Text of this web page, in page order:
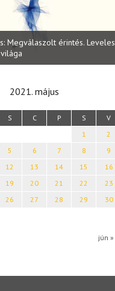
Megválaszolt érintés. Leveles
2021. május
S C P S V
jún »
1
2
5 6 7 8
9
12 13 14 15
16
19 20 21 22
23
26 27 28 29
30